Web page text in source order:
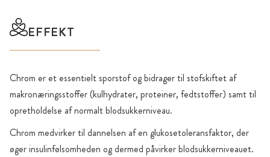
EFFEKT
Chrom er et essentielt sporstof og bidrager til stofskiftet af
makronæringsstoffer (kulhydrater, proteiner, fedtstoffer) samt til
opretholdelse af normalt blodsukkerniveau.
Chrom medvirker til dannelsen af en glukosetoleransfaktor, der
øger insulinfølsomheden og dermed påvirker blodsukkerniveauet.